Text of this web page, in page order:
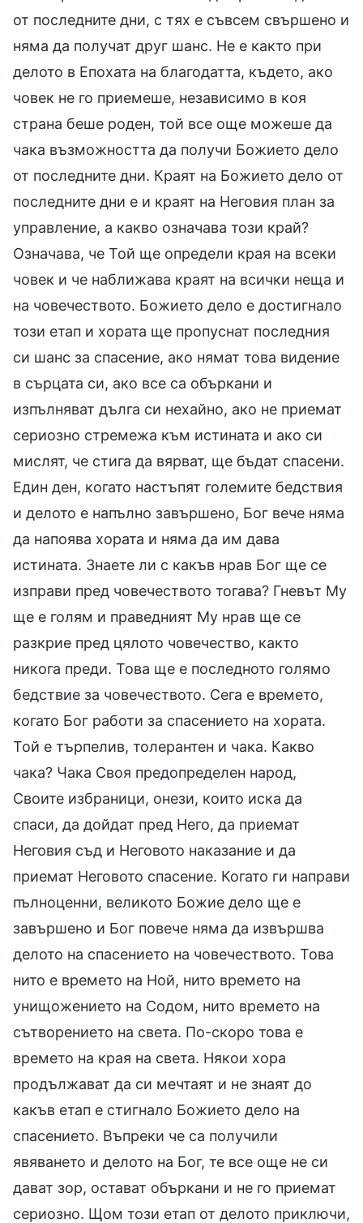
от последните дни, с тях е съвсем свършено и
няма да получат друг шанс. Не е както при
делото в Епохата на благодатта, където, ако
човек не го приемеше, независимо в коя
страна беше роден, той все още можеше да
чака възможността да получи Божието дело
от последните дни. Краят на Божието дело от
последните дни е и краят на Неговия план за
управление, а какво означава този край?
Означава, че Той ще определи края на всеки
човек и че наближава краят на всички неща и
на човечеството. Божието дело е достигнало
този етап и хората ще пропуснат последния
си шанс за спасение, ако нямат това видение
в сърцата си, ако все са объркани и
изпълняват дълга си нехайно, ако не приемат
сериозно стремежа към истината и ако си
мислят, че стига да вярват, ще бъдат спасени.
Един ден, когато настъпят големите бедствия
и делото е напълно завършено, Бог вече няма
да напоява хората и няма да им дава
истината. Знаете ли с какъв нрав Бог ще се
изправи пред човечеството тогава? Гневът Му
ще е голям и праведният Му нрав ще се
разкрие пред цялото човечество, както
никога преди. Това ще е последното голямо
бедствие за човечеството. Сега е времето,
когато Бог работи за спасението на хората.
Той е търпелив, толерантен и чака. Какво
чака? Чака Своя предопределен народ,
Своите избраници, онези, които иска да
спаси, да дойдат пред Него, да приемат
Неговия съд и Неговото наказание и да
приемат Неговото спасение. Когато ги направи
пълноценни, великото Божие дело ще е
завършено и Бог повече няма да извършва
делото на спасението на човечеството. Това
нито е времето на Ной, нито времето на
унищожението на Содом, нито времето на
сътворението на света. По-скоро това е
времето на края на света. Някои хора
продължават да си мечтаят и не знаят до
какъв етап е стигнало Божието дело на
спасението. Въпреки че са получили
явяването и делото на Бог, те все още не си
дават зор, остават объркани и не го приемат
сериозно. Щом този етап от делото приключи,